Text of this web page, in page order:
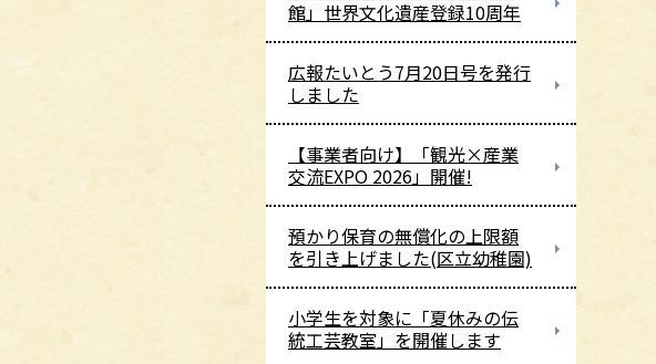
館」世界文化遺産登録10周年
広報たいとう7月20日号を発行
しました
【事業者向け】「観光×産業
交流EXPO 2026」開催!
預かり保育の無償化の上限額
を引き上げました(区立幼稚園)
小学生を対象に「夏休みの伝
統工芸教室」を開催します